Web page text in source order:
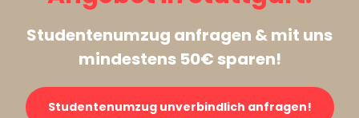
Studentenumzug anfragen & mit uns
mindestens 50€ sparen!
Studentenumzug unverbindlich anfragen!